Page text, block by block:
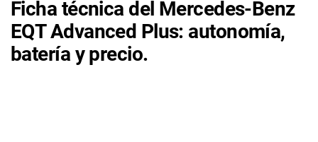
Ficha técnica del Mercedes-Benz
EQT Advanced Plus: autonomía,
batería y precio.